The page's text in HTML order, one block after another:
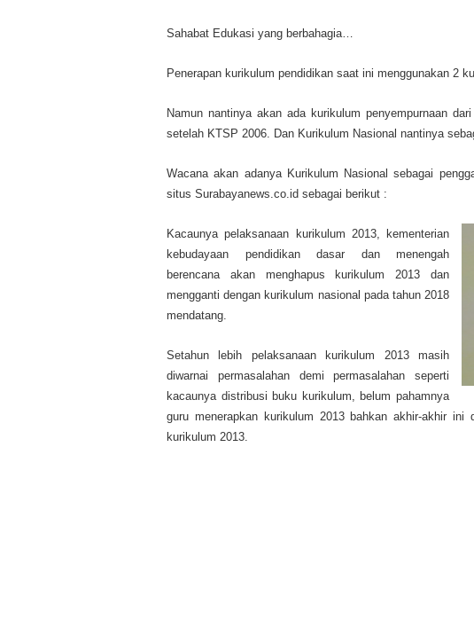
Sahabat Edukasi yang berbahagia…
Penerapan kurikulum pendidikan saat ini menggunakan 2
Namun nantinya akan ada kurikulum penyempurnaan
setelah KTSP 2006. Dan Kurikulum Nasional nantinya
Wacana akan adanya Kurikulum Nasional sebagai
situs Surabayanews.co.id sebagai berikut :
Kacaunya pelaksanaan kurikulum 2013, kementerian
kebudayaan pendidikan dasar dan menengah
berencana akan menghapus kurikulum 2013 dan
mengganti dengan kurikulum nasional pada tahun 2018
mendatang.
Setahun lebih pelaksanaan kurikulum 2013 masih
diwarnai permasalahan demi permasalahan seperti
kacaunya distribusi buku kurikulum, belum pahamnya
guru menerapkan kurikulum 2013 bahkan akhir-akhir
kurikulum 2013.